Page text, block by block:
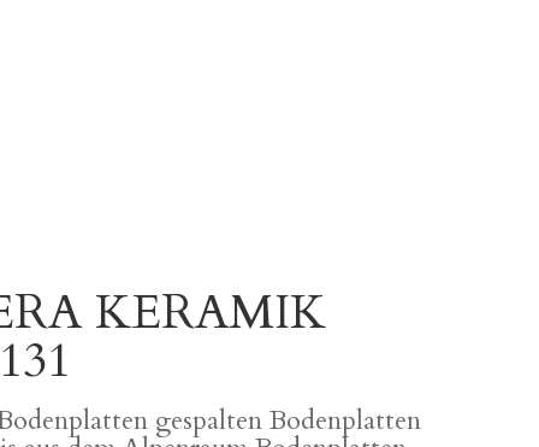
KERAMIK
gespalten Bodenplatten